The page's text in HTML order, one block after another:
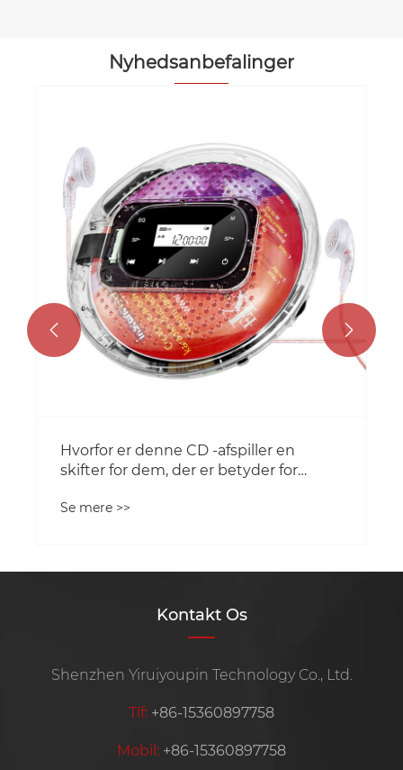
Nyhedsanbefalinger
Hvorfor er denne CD -afspiller en
skifter for dem, der er betyder for
Se mere >>
 
Kontakt Os
Shenzhen Yiruiyoupin Technology Co., Ltd.
Tlf: +86-15360897758
Mobil: +86-15360897758